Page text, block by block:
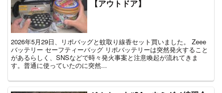
【アウトドア】
2026年5月29日、リポバッグと蚊取り線香セット買いました。 Zeee
バッテリー セーフティーバッグ リポバッテリーは突然発火すること
があるらしく、SNSなどで時々発火事案と注意喚起が流れてきま
す。普通に使っていたのに突然...